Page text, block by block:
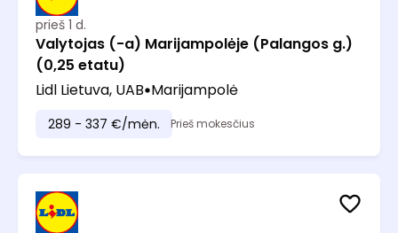
prieš 1 d.
Valytojas (-a) Marijampolėje (Palangos g.)
(0,25 etatu)
Lidl Lietuva, UAB Marijampolė
289 - 337 €/mėn. Prieš mokesčius